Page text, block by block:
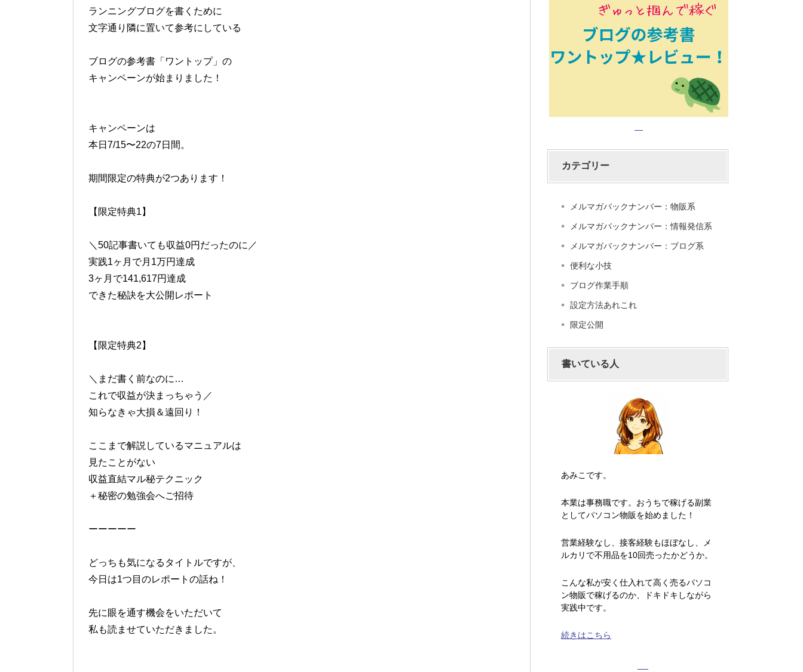
ランニングブログを書くために
文字通り隣に置いて参考にしている
ブログの参考書「ワントップ」の
キャンペーンが始まりました！
キャンペーンは
本日7/15〜22の7日間。
期間限定の特典が2つあります！
【限定特典1】
＼50記事書いても収益0円だったのに／
実践1ヶ月で月1万円達成
3ヶ月で141,617円達成
できた秘訣を大公開レポート
【限定特典2】
＼まだ書く前なのに…
これで収益が決まっちゃう／
知らなきゃ大損＆遠回り！
ここまで解説しているマニュアルは
見たことがない
収益直結マル秘テクニック
＋秘密の勉強会へご招待
ーーーーー
どっちも気になるタイトルですが、
今日は1つ目のレポートの話ね！
先に眼を通す機会をいただいて
私も読ませていただきました。
カテゴリー
メルマガバックナンバー：物販系
メルマガバックナンバー：情報発信系
メルマガバックナンバー：ブログ系
便利な小技
ブログ作業手順
設定方法あれこれ
限定公開
書いている人
あみこです。
本業は事務職です。おうちで稼げる副業
としてパソコン物販を始めました！
営業経験なし、接客経験もほぼなし、メ
ルカリで不用品を10回売ったかどうか。
こんな私が安く仕入れて高く売るパソコ
ン物販で稼げるのか、ドキドキしながら
実践中です。
続きはこちら